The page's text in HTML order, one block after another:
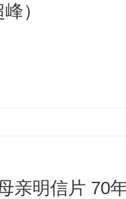
）
亲明信片 70